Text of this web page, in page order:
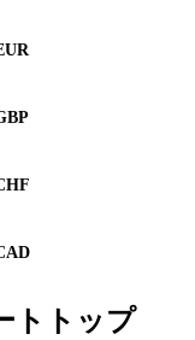
トトップ